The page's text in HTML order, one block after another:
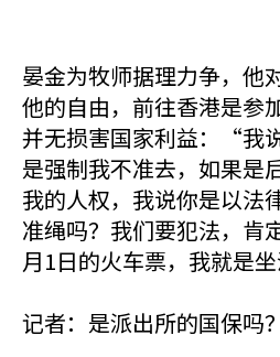
晏金为牧师据理力争，他
他的自由，前往香港是参
并无损害国家利益：“我
是强制我不准去，如果是
我的人权，我说你是以法
准绳吗？我们要犯法，肯
月1日的火车票，我就是
记者：是派出所的国保吗？